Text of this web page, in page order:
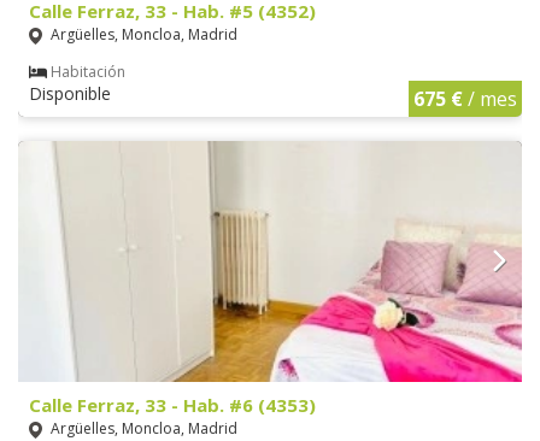
Calle Ferraz, 33 - Hab. #5 (4352)
Argüelles, Moncloa, Madrid
Habitación
Disponible 675 €/ mes
Calle Ferraz, 33 - Hab. #6 (4353)
Argüelles, Moncloa, Madrid